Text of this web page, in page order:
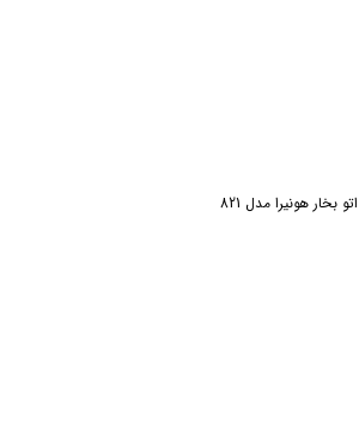
اتو بخار هونیرا مدل 821